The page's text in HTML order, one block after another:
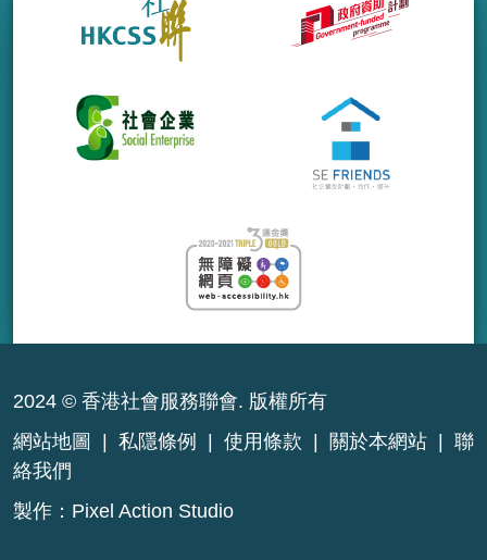
2024 © 香港社會服務聯會. 版權所有
網站地圖
私隱條例 使用條款 關於本網站
聯
絡我們
製作： Pixel Action Studio